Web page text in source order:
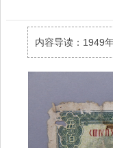
内容导读：1949